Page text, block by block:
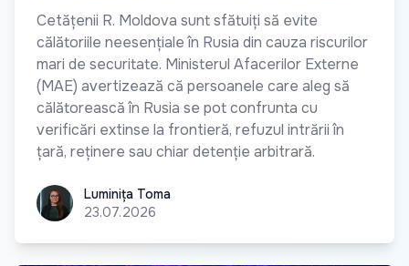
Cetățenii R. Moldova sunt sfătuiți să evite
călătoriile neesențiale în Rusia din cauza riscurilor
mari de securitate. Ministerul Afacerilor Externe
(MAE) avertizează că persoanele care aleg să
călătorească în Rusia se pot confrunta cu
verificări extinse la frontieră, refuzul intrării în
țară, reținere sau chiar detenție arbitrară.
Luminița Toma
Luminița Toma
23.07.2026